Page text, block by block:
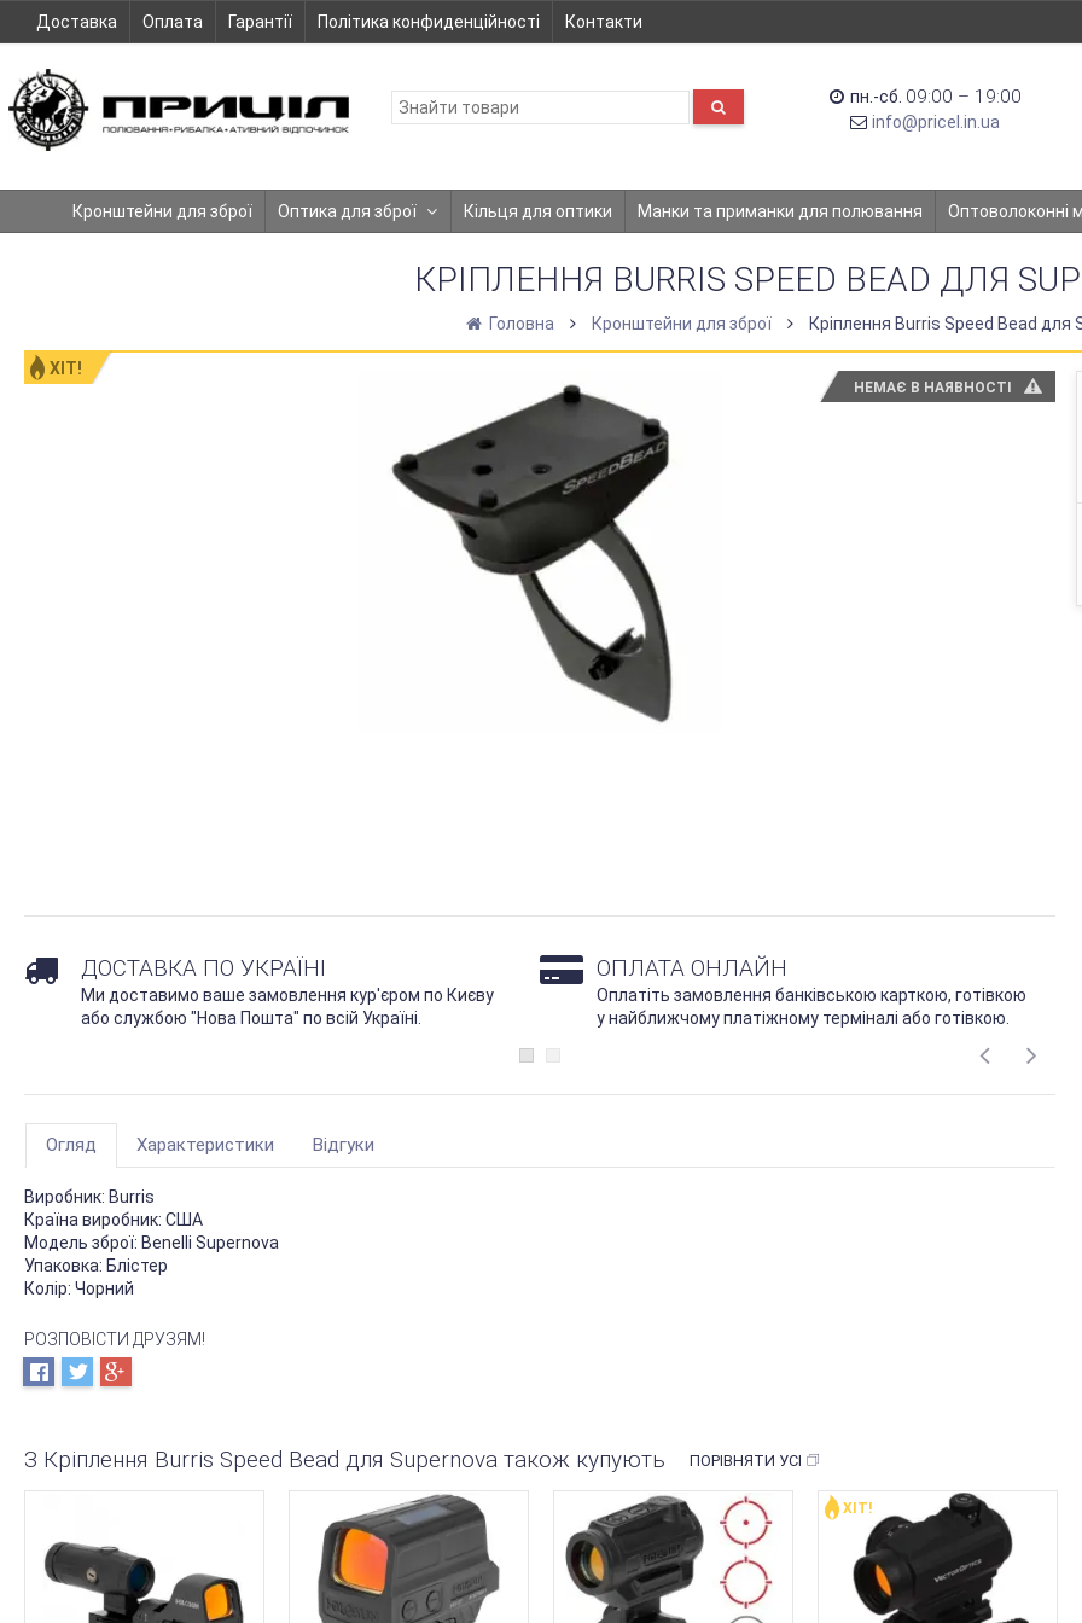
Доставка Оплата Гарантії Політика конфиденційності Контакти
пн.-сб. 09:00 – 19:00
info@pricel.in.ua
Кронштейни для зброї Оптика для зброї Кільця для оптики Манки та приманки для полювання Оптоволоконні
КРІПЛЕННЯ BURRIS SPEED BEAD ДЛЯ
Головна Кронштейни для зброї Кріплення Burris Speed Bead для
ХІТ!
НЕМАЄ В НАЯВНОСТІ
ДОСТАВКА ПО УКРАЇНІ
Ми доставимо ваше замовлення кур'єром по Києву
або службою "Нова Пошта" по всій Україні.
ОПЛАТА ОНЛАЙН
Оплатіть замовлення банківською карткою, готівкою
у найближчому платіжному терміналі або готівкою.
Огляд Характеристики Відгуки
Виробник: Burris
Країна виробник: США
Модель зброї: Benelli Supernova
Упаковка: Блістер
Колір: Чорний
РОЗПОВІСТИ ДРУЗЯМ!
З Кріплення Burris Speed Bead для Supernova також купують ПОРІВНЯТИ УСІ
ХІТ!